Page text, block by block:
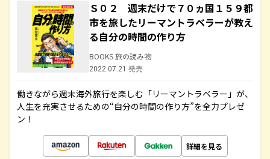
Ｓ０２ 週末だけで７０ヵ国１５９都
市を旅したリーマントラベラーが教え
る自分の時間の作り方
BOOKS 旅の読み物
2022.07.21 発売
働きながら週末海外旅行を楽しむ「リーマントラベラー」が、
人生を充実させるための“自分の時間の作り方”を全力プレゼ
ン！
詳細を見る